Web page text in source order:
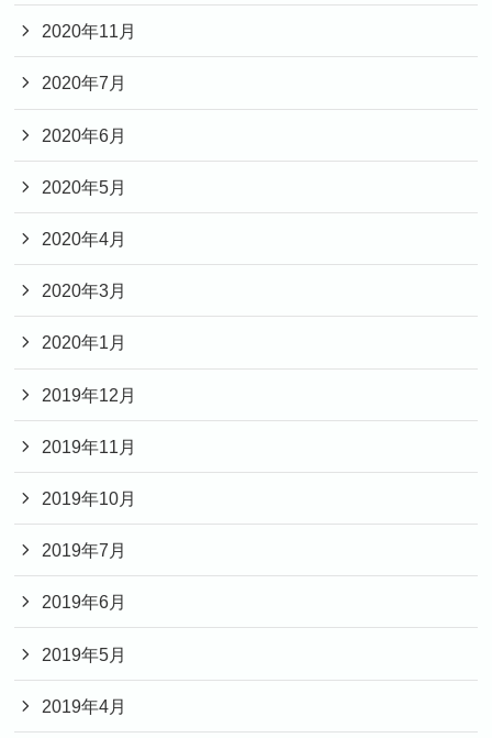
2020年11月
2020年7月
2020年6月
2020年5月
2020年4月
2020年3月
2020年1月
2019年12月
2019年11月
2019年10月
2019年7月
2019年6月
2019年5月
2019年4月